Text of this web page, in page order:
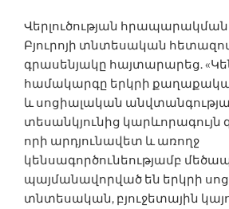
Վերլուծության
Բյուրոյի տնտեսական
գրասենյակը հայտարարեց.
համակարգը երկրի
և սոցիալական
տեսանկյունից կարևորագույն
որի արդյունավետ և առողջ
կենսագործունեությամբ
պայմանավորված են երկրի
տնտեսական, բյուջետային